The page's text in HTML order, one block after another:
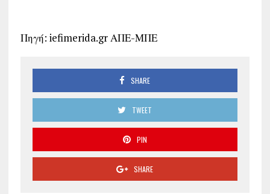
Πηγή: iefimerida.gr ΑΠΕ-ΜΠΕ
SHARE
TWEET
PIN
SHARE